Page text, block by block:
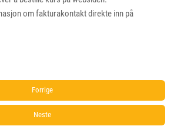
om fakturakontakt direkte inn på
Forrige
Neste